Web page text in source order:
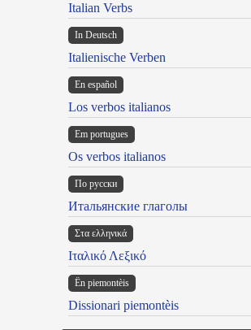
Italian Verbs
In Deutsch
Italienische Verben
En español
Los verbos italianos
Em portugues
Os verbos italianos
По русски
Итальянские глаголы
Στα ελληνικά
Ιταλικό Λεξικό
Ën piemontèis
Dissionari piemontèis